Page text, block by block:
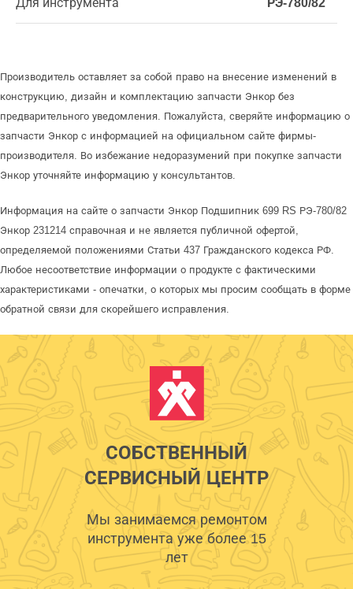
Для инструмента РЭ-780/82
Производитель оставляет за собой право на внесение изменений в
конструкцию, дизайн и комплектацию запчасти Энкор без
предварительного уведомления. Пожалуйста, сверяйте информацию о
запчасти Энкор с информацией на официальном сайте фирмы-
производителя. Во избежание недоразумений при покупке запчасти
Энкор уточняйте информацию у консультантов.
Информация на сайте о запчасти Энкор Подшипник 699 RS РЭ-780/82
Энкор 231214 справочная и не является публичной офертой,
определяемой положениями Статьи 437 Гражданского кодекса РФ.
Любое несоответствие информации о продукте с фактическими
характеристиками - опечатки, о которых мы просим сообщать в форме
обратной связи для скорейшего исправления.
СОБСТВЕННЫЙ
СЕРВИСНЫЙ ЦЕНТР
Мы занимаемся ремонтом
инструмента уже более 15
лет